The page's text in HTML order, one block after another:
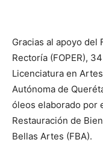
Gracias al apoyo del
Rectoría (FOPER),
Licenciatura en
Autónoma de
óleos elaborado por
Restauración de
Bellas Artes (FBA).